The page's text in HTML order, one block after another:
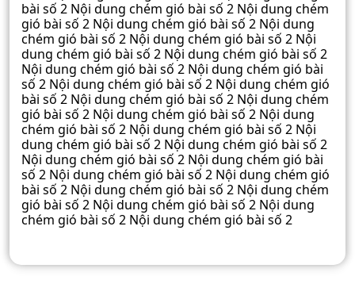
bài số 2 Nội dung chém gió bài số 2 Nội dung chém
gió bài số 2 Nội dung chém gió bài số 2 Nội dung
chém gió bài số 2 Nội dung chém gió bài số 2 Nội
dung chém gió bài số 2 Nội dung chém gió bài số 2
Nội dung chém gió bài số 2 Nội dung chém gió bài
số 2 Nội dung chém gió bài số 2 Nội dung chém gió
bài số 2 Nội dung chém gió bài số 2 Nội dung chém
gió bài số 2 Nội dung chém gió bài số 2 Nội dung
chém gió bài số 2 Nội dung chém gió bài số 2 Nội
dung chém gió bài số 2 Nội dung chém gió bài số 2
Nội dung chém gió bài số 2 Nội dung chém gió bài
số 2 Nội dung chém gió bài số 2 Nội dung chém gió
bài số 2 Nội dung chém gió bài số 2 Nội dung chém
gió bài số 2 Nội dung chém gió bài số 2 Nội dung
chém gió bài số 2 Nội dung chém gió bài số 2